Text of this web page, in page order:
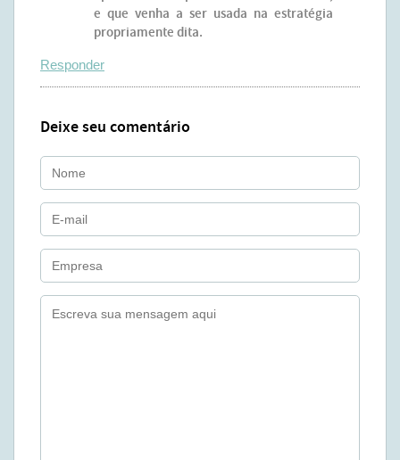
e que venha a ser usada na estratégia
propriamente dita.
Responder
Deixe seu comentário